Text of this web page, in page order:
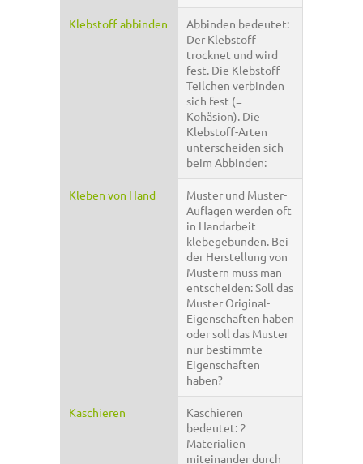
Klebstoff abbinden
Abbinden bedeutet:
Der Klebstoff
trocknet und wird
fest. Die Klebstoff-
Teilchen verbinden
sich fest (=
Kohäsion). Die
Klebstoff-Arten
unterscheiden sich
beim Abbinden:
Kleben von Hand
Muster und Muster-
Auflagen werden oft
in Handarbeit
klebegebunden. Bei
der Herstellung von
Mustern muss man
entscheiden: Soll das
Muster Original-
Eigenschaften haben
oder soll das Muster
nur bestimmte
Eigenschaften
haben?
Kaschieren
Kaschieren
bedeutet: 2
Materialien
miteinander durch